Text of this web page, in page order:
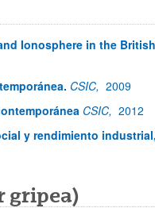
Ionosphere in the
CSIC, 2009
CSIC, 2012
y rendimiento
gripea)